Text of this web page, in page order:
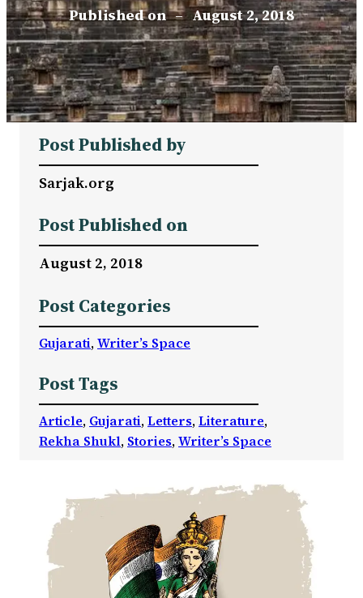
Published on – August 2, 2018
Post Published by
Sarjak.org
Post Published on
August 2, 2018
Post Categories
Gujarati, Writer’s Space
Post Tags
Article, Gujarati, Letters, Literature
Rekha Shukl, Stories, Writer’s Space